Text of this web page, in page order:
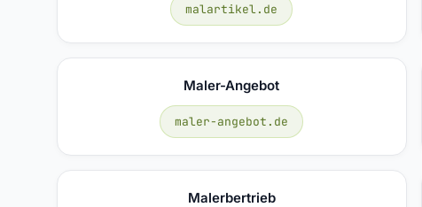
malartikel.de
Maler-Angebot
maler-angebot.de
Malerbertrieb